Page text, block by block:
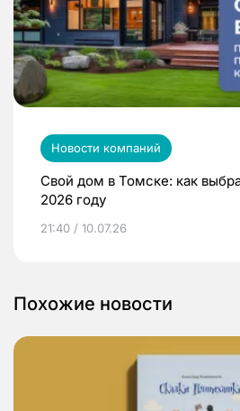
Новости компаний
Свой дом в Томске: как
2026 году
21:40 / 10.07.26
Похожие новости